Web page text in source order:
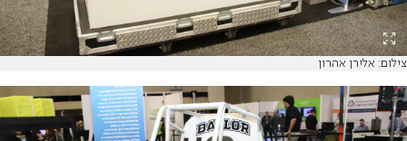
צילום: אלירן אהרון